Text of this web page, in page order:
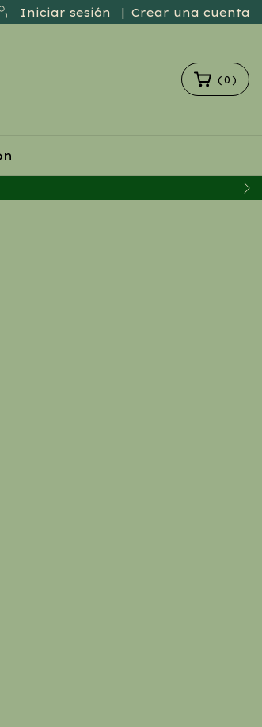
Iniciar sesión | Crear una cuenta
( 0 )